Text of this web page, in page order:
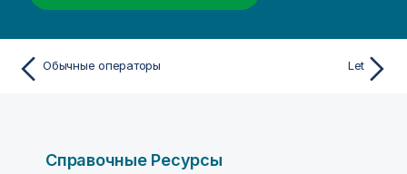
Обычные операторы Let
Справочные Ресурсы